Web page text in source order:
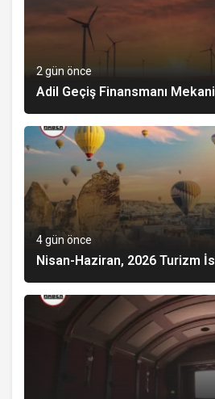
2 gün önce
Adil Geçiş Finansmanı
4 gün önce
Nisan-Haziran, 2026 Turizm